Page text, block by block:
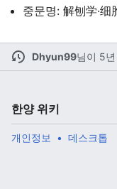
중문명: 解刨学·细
Dhyun99님이 5
한양 위키
개인정보 데스크톱